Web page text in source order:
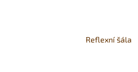
Reflexní šála